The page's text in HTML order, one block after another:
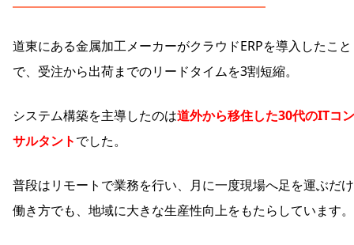
道東にある金属加工メーカーがクラウドERPを導入したこと
で、受注から出荷までのリードタイムを3割短縮。
システム構築を主導したのは道外から移住した30代のITコン
サルタントでした。
普段はリモートで業務を行い、月に一度現場へ足を運ぶだ
働き方でも、地域に大きな生産性向上をもたらしています。